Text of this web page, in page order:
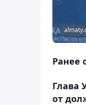
Ранее
Глава
от